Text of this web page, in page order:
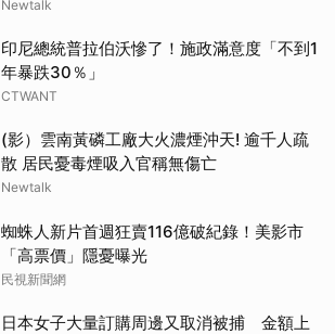
Newtalk
印尼總統普拉伯沃慘了！施政滿意度「不到1
年暴跌30％」
CTWANT
(影）雲南黃磷工廠大火濃煙沖天! 逾千人疏
散 居民憂毒煙吸入官稱無傷亡
Newtalk
蜘蛛人新片首週狂賣116億破紀錄！美影市
「高票價」隱憂曝光
民視新聞網
日本女子大量訂購周邊又取消被捕 金額上